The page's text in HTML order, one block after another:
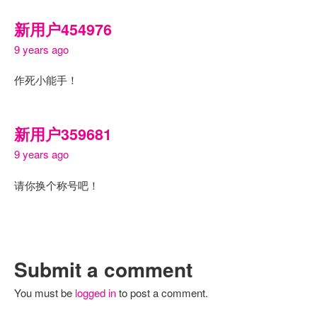
新用户454976
9 years ago
作死小能手！
新用户359681
9 years ago
请你换个称号吧！
Submit a comment
You must be logged into post a comment.